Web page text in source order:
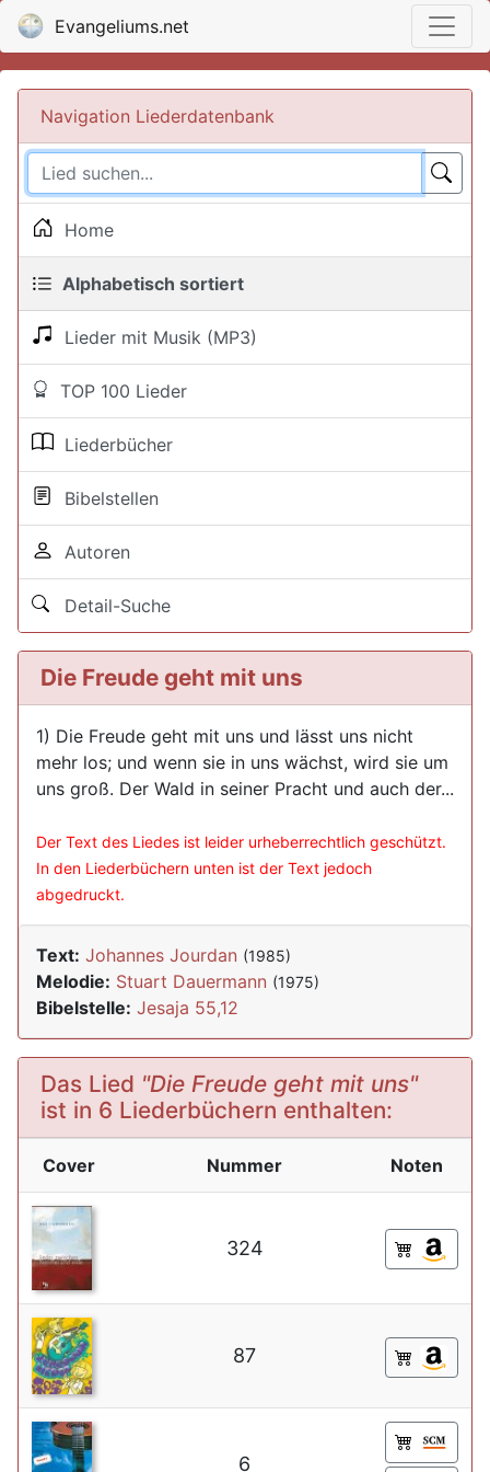
Evangeliums.net
Navigation Liederdatenbank
Home
Alphabetisch sortiert
Lieder mit Musik (MP3)
TOP 100 Lieder
Liederbücher
Bibelstellen
Autoren
Detail-Suche
Die Freude geht mit uns
1) Die Freude geht mit uns und lässt uns nicht
mehr los; und wenn sie in uns wächst, wird sie um
uns groß. Der Wald in seiner Pracht und auch der...
Der Text des Liedes ist leider urheberrechtlich geschützt.
In den Liederbüchern unten ist der Text jedoch
abgedruckt.
Text: Johannes Jourdan (1985)
Melodie: Stuart Dauermann (1975)
Bibelstelle: Jesaja 55,12
Das Lied "Die Freude geht mit uns"
ist in 6 Liederbüchern enthalten:
Cover Nummer Noten
324
87
6